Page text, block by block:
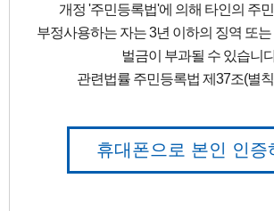
개정 '주민등록법'에 의해 타인의 주
부정사용하는 자는 3년 이하의 징역 또는
벌금이 부과될 수 있습니
관련법률 주민등록법 제37조(별
휴대폰으로 본인 인증